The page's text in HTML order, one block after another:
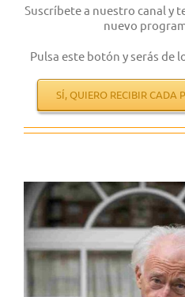
Suscríbete a nuestro canal y
nuevo
Pulsa este botón y serás de
SÍ, QUIERO RECIBIR CADA